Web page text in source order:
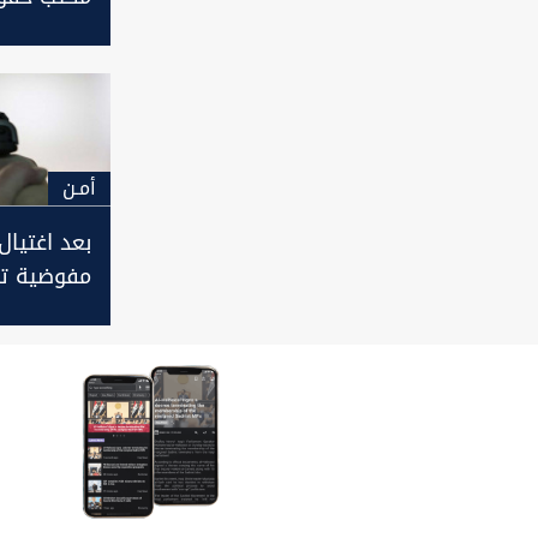
أمـن
بعد
مفوضية